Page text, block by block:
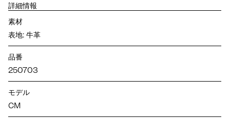
詳細情報
素材
表地: 牛革
品番
250703
モデル
CM